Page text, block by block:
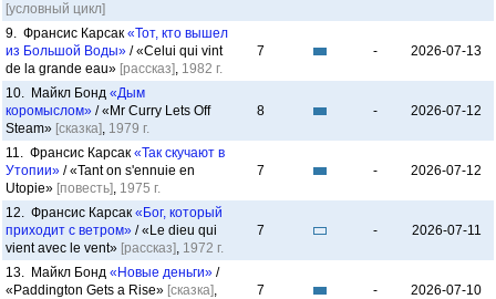
[условный цикл]
9. Франсис Карсак «Тот, кто вышел
из Большой Воды» / «Celui qui vint
de la grande eau» [рассказ], 1982 г.
7 - 2026-07-13
10. Майкл Бонд «Дым
коромыслом» / «Mr Curry Lets Off
Steam» [сказка], 1979 г.
8 - 2026-07-12
11. Франсис Карсак «Так скучают в
Утопии» / «Tant on s'ennuie en
Utopie» [повесть], 1975 г.
7 - 2026-07-12
12. Франсис Карсак «Бог, который
приходит с ветром» / «Le dieu qui
vient avec le vent» [рассказ], 1972 г.
7 - 2026-07-11
13. Майкл Бонд «Новые деньги» /
«Paddington Gets a Rise» [сказка],
7 - 2026-07-10